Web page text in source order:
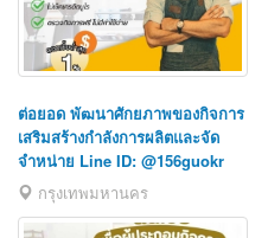
ต่อยอด พัฒนาศักยภาพของกิจการ
เสริมสร้างกำลังการผลิตและจัด
จำหน่าย Line ID: @156guokr
กรุงเทพมหานคร